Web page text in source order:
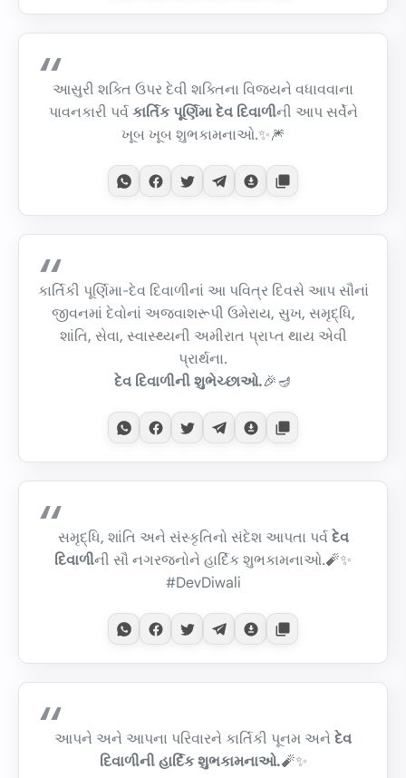
આસુરી શક્તિ ઉપર દેવી શક્તિના વિજયને વધાવવાના
પાવનકારી પર્વ કાર્તિક પૂર્ણિમા દેવ દિવાળીની આપ સર્વેને
ખૂબ ખૂબ શુભકામનાઓ.✨🎆
કાર્તિકી પૂર્ણિમા-દેવ દિવાળીનાં આ પવિત્ર દિવસે આપ સૌનાં
જીવનમાં દેવોનાં અજવાશરૂપી ઉમેરાય, સુખ, સમૃદ્ધિ,
શાંતિ, સેવા, સ્વાસ્થ્યની અમીરાત પ્રાપ્ત થાય એવી
પ્રાર્થના.
દેવ દિવાળીની શુભેચ્છાઓ.🎉🪔
સમૃદ્ધિ, શાંતિ અને સંસ્કૃતિનો સંદેશ આપતા પર્વ દેવ
દિવાળીની સૌ નગરજનોને હાર્દિક શુભકામનાઓ.🧨✨
#DevDiwali
આપને અને આપના પરિવારને કાર્તિકી પૂનમ અને દેવ
દિવાળીની હાર્દિક શુભકામનાઓ.🧨✨